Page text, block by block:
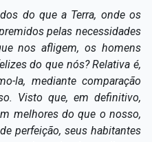
do que a Terra, onde os
pelas necessidades
nos afligem, os homens
do que nós? Relativa é,
la, mediante comparação
Visto que, em definitivo,
melhores do que o nosso,
perfeição, seus habitantes